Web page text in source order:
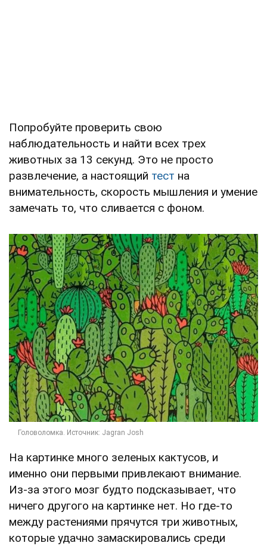
Попробуйте проверить свою
наблюдательность и найти всех трех
животных за 13 секунд. Это не просто
развлечение, а настоящий тест на
внимательность, скорость мышления и умение
замечать то, что сливается с фоном.
На картинке много зеленых кактусов, и
именно они первыми привлекают внимание.
Из-за этого мозг будто подсказывает, что
ничего другого на картинке нет. Но где-то
между растениями прячутся три животных,
которые удачно замаскировались среди